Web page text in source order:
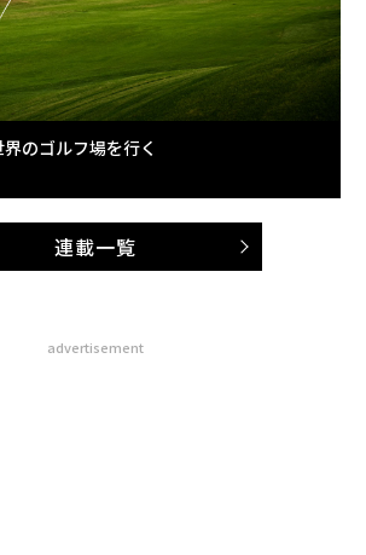
のゴルフ場を行く
連載一覧
advertisement